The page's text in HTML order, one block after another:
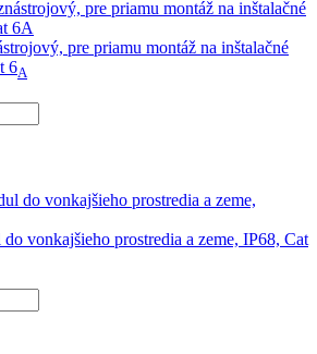
pre priamu montáž na inštalačné
6A
vonkajšieho prostredia a zeme, IP68, Cat